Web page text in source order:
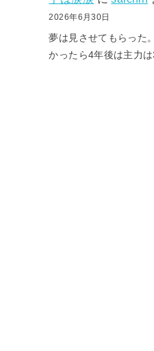
2026年6月30日
夢は見させてもらった
かったら4年後は主力